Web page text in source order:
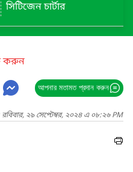
সিটিজেন চার্টার
করুন
আপনার মতামত প্রদান করুন
২৯ সেপ্টেম্বর, ২০২৪ এ ০৮:২৬ PM